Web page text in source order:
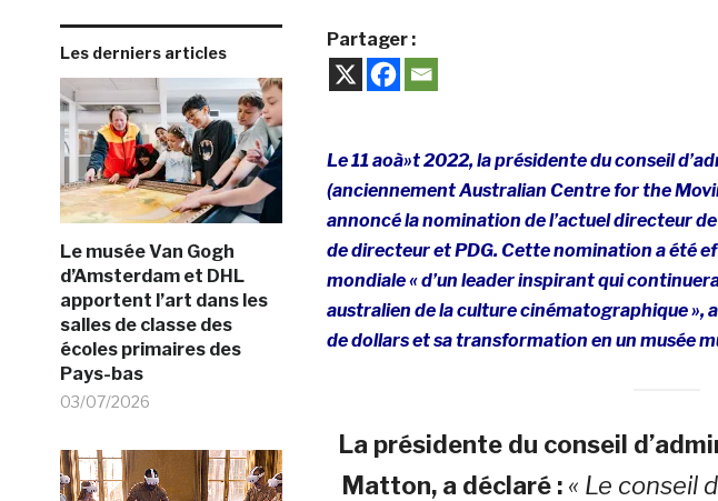
Les derniers articles
Le musée Van Gogh
d’Amsterdam et DHL
apportent l’art dans les
salles de classe des
écoles primaires des
Pays-bas
03/07/2026
Partager :
Le 11 aoà»t 2022, la présidente du conseil
(anciennement Australian Centre for the
annoncé la nomination de l’actuel directeur
de directeur et PDG. Cette nomination a été
mondiale « d’un leader inspirant qui
australien de la culture cinématographique »,
de dollars et sa transformation en un musée
La présidente du conseil
Matton, a déclaré :« Le conseil